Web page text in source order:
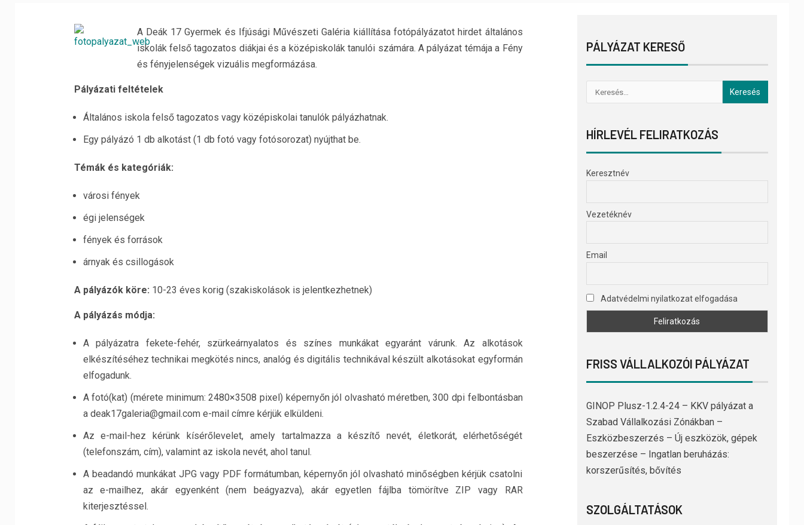
A Deák 17 Gyermek és Ifjúsági Művészeti Galéria kiállítása fotópályázatot hirdet általános
iskolák felső tagozatos diákjai és a középiskolák tanulói számára. A pályázat témája a Fény
és fényjelenségek vizuális megformázása.
Pályázati feltételek
Általános iskola felső tagozatos vagy középiskolai tanulók pályázhatnak.
Egy pályázó 1 db alkotást (1 db fotó vagy fotósorozat) nyújthat be.
Témák és kategóriák:
városi fények
égi jelenségek
fények és források
árnyak és csillogások
A pályázók köre: 10-23 éves korig (szakiskolások is jelentkezhetnek)
A pályázás módja:
A pályázatra fekete-fehér, szürkeárnyalatos és színes munkákat egyaránt várunk. Az alkotások
elkészítéséhez technikai megkötés nincs, analóg és digitális technikával készült alkotásokat egyformán
elfogadunk.
A fotó(kat) (mérete minimum: 2480×3508 pixel) képernyőn jól olvasható méretben, 300 dpi felbontásban
a deak17galeria@gmail.com e-mail címre kérjük elküldeni.
Az e-mail-hez kérünk kísérőlevelet, amely tartalmazza a készítő nevét, életkorát, elérhetőségét
(telefonszám, cím), valamint az iskola nevét, ahol tanul.
A beadandó munkákat JPG vagy PDF formátumban, képernyőn jól olvasható minőségben kérjük csatolni
az e-mailhez, akár egyenként (nem beágyazva), akár egyetlen fájlba tömörítve ZIP vagy RAR
kiterjesztéssel.
PÁLYÁZAT KERESŐ
HÍRLEVÉL FELIRATKOZÁS
Keresztnév
Vezetéknév
Email
Adatvédelmi nyilatkozat elfogadása
FRISS VÁLLALKOZÓI PÁLYÁZAT
GINOP Plusz-1.2.4-24 – KKV pályázat a
Szabad Vállalkozási Zónákban –
Eszközbeszerzés – Új eszközök, gépek
beszerzése – Ingatlan beruházás:
korszerűsítés, bővítés
SZOLGÁLTATÁSOK